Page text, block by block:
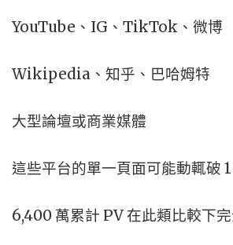
YouTube、IG、TikTok、微博
Wikipedia、知乎、巴哈姆特
大型論壇或商業媒體
這些平台的單一頁面可能動輒破 1
6,400 萬累計 PV 在此類比較下